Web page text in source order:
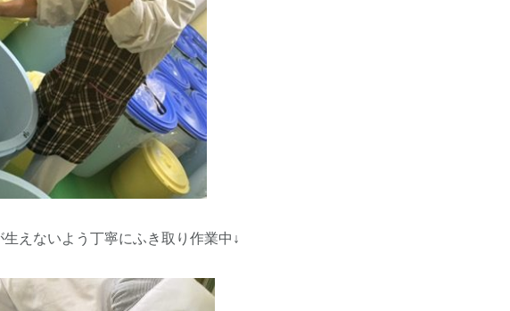
いよう丁寧にふき取り作業中↓